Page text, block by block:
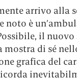
arrivo alla
noto è
il
mostra di sé
grafica del